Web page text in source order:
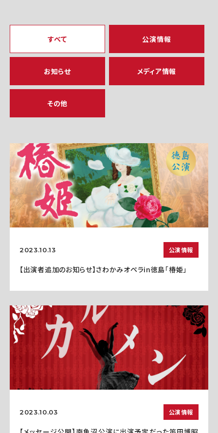
すべて 公演情報
お知らせ メディア情報
その他
2023.10.13 公演情報
【出演者追加のお知らせ】さわかみオペラin徳島「椿姫」
2023.10.03 公演情報